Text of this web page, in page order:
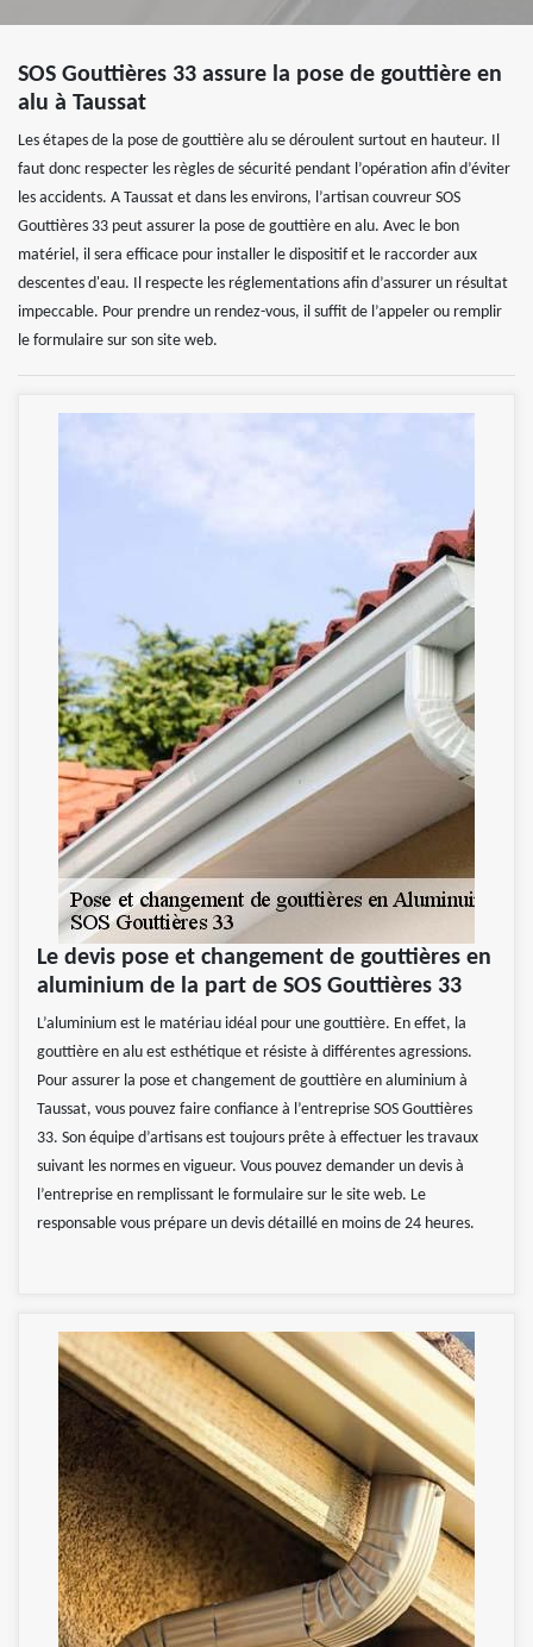
SOS Gouttières 33 assure la pose de gouttière en
alu à Taussat
Les étapes de la pose de gouttière alu se déroulent surtout en hauteur. Il
faut donc respecter les règles de sécurité pendant l’opération afin d’éviter
les accidents. A Taussat et dans les environs, l’artisan couvreur SOS
Gouttières 33 peut assurer la pose de gouttière en alu. Avec le bon
matériel, il sera efficace pour installer le dispositif et le raccorder aux
descentes d'eau. Il respecte les réglementations afin d’assurer un résultat
impeccable. Pour prendre un rendez-vous, il suffit de l’appeler ou remplir
le formulaire sur son site web.
Le devis pose et changement de gouttières en
aluminium de la part de SOS Gouttières 33
L’aluminium est le matériau idéal pour une gouttière. En effet, la
gouttière en alu est esthétique et résiste à différentes agressions.
Pour assurer la pose et changement de gouttière en aluminium à
Taussat, vous pouvez faire confiance à l’entreprise SOS Gouttières
33. Son équipe d’artisans est toujours prête à effectuer les travaux
suivant les normes en vigueur. Vous pouvez demander un devis à
l’entreprise en remplissant le formulaire sur le site web. Le
responsable vous prépare un devis détaillé en moins de 24 heures.